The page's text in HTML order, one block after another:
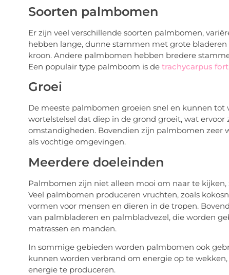
Soorten palmbomen
Er zijn veel verschillende soorten palmbomen,
hebben lange, dunne stammen met grote
kroon. Andere palmbomen hebben bredere
Een populair type palmboom is de trachycarpus
Groei
De meeste palmbomen groeien snel en kunnen
wortelstelsel dat diep in de grond groeit, wat
omstandigheden. Bovendien zijn palmbomen zeer
als vochtige omgevingen.
Meerdere doeleinden
Palmbomen zijn niet alleen mooi om naar te
Veel palmbomen produceren vruchten, zoals
vormen voor mensen en dieren in de tropen.
van palmbladeren en palmbladvezel, die worden
matrassen en manden.
In sommige gebieden worden palmbomen ook
kunnen worden verbrand om energie op te
energie te produceren.